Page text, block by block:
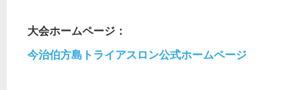
大会ホームページ：
今治伯方島トライアスロン公式ホームページ